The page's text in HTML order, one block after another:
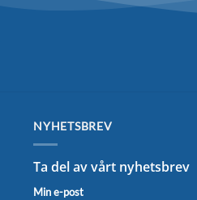
NYHETSBREV
Ta del av vårt nyhetsbrev
Min e-post